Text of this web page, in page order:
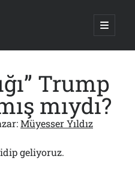
ana
Sözler!..
Trump
mıydı?
Müyesser Yıldız
geliyoruz.